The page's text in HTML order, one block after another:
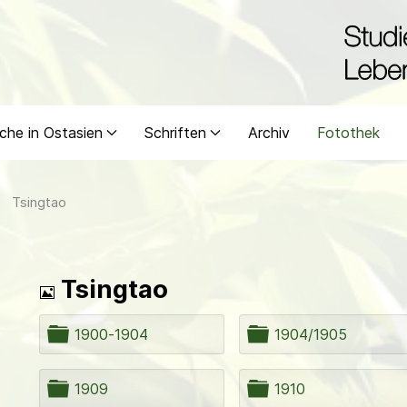
in Ostasien Schriften Archiv Fotothek
Tsingtao
Bild
Tsingtao
O
r
d
n
1900-1904
O
r
d
n
1904/1905
O1909
O1910